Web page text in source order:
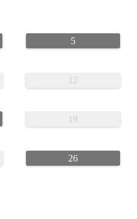
5
12
19
26